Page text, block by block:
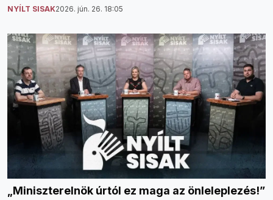
NYÍLT SISAK2026. jún. 26. 18:05
„Miniszterelnök úrtól ez maga az önleleplezés!”